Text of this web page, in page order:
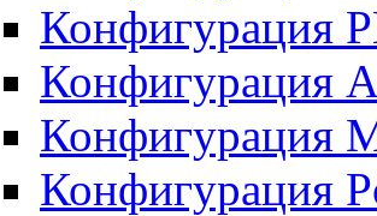
Конфигурация
Конфигурация
Конфигурация
Конфигурация